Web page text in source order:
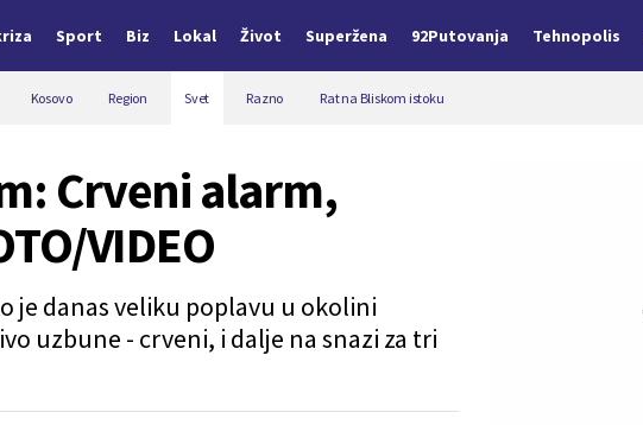
Sport Biz Lokal Život Superžena 92Putovanja Tehnopolis
Kosovo Region Svet Razno Rat na Bliskom istoku
Crveni alarm,
VIDEO
je danas veliku poplavu u okolini
uzbune - crveni, i dalje na snazi za tri